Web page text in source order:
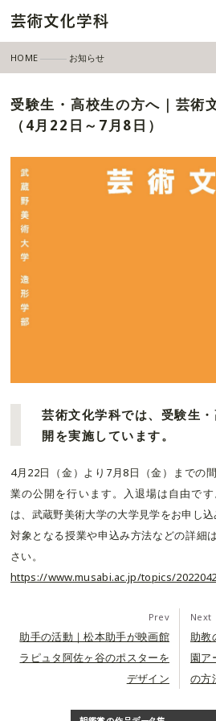
HOME お知らせ
受験生・高校生の方へ｜芸術
（4月22日～7月8日）
芸術文化学科では、受験生
開を実施しています。
4月22日（金）より7月8日（金）までの
業の公開を行います。入退場は自由で
は、武蔵野美術大学の大学見学をお申し込
対象となる授業や申込み方法などの詳細
さい。
https://www.musabi.ac.jp/topics/
Prev
助手の活動｜松本助手が映画館
ラピュタ阿佐ヶ谷のポスターを
デザイン
Next
助教
園ア
の方